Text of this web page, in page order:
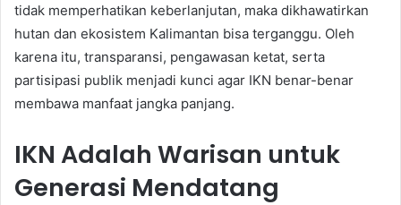
tidak memperhatikan keberlanjutan, maka dikhawatirkan
hutan dan ekosistem Kalimantan bisa terganggu. Oleh
karena itu, transparansi, pengawasan ketat, serta
partisipasi publik menjadi kunci agar IKN benar-benar
membawa manfaat jangka panjang.
IKN Adalah Warisan untuk
Generasi Mendatang